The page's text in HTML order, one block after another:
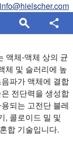
info@hielscher.com
액체-액체 상의 균
체 및 슬러리에 높
파가 액체에 결합
전단력을 생성합
되는 고전단 블레
, 콜로이드 밀 및
합 기술입니다.